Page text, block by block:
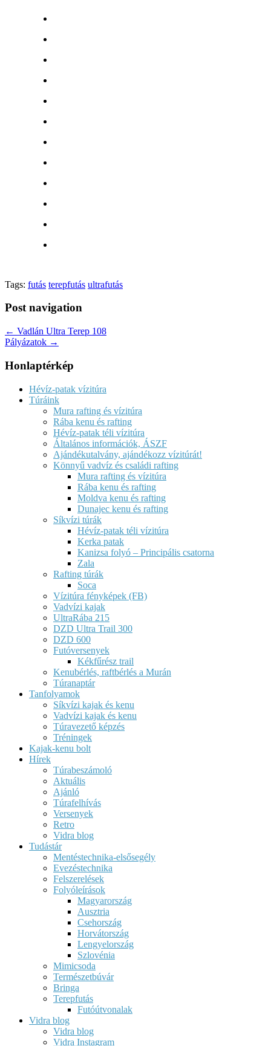
Tags: futás terepfutás ultrafutás
Post navigation
← Vadlán Ultra Terep 108
Pályázatok →
Honlaptérkép
Hévíz-patak vízitúra
Túráink
Mura rafting és vízitúra
Rába kenu és rafting
Hévíz-patak téli vízitúra
Általános információk, ÁSZF
Ajándékutalvány, ajándékozz vízitúrát!
Könnyű vadvíz és családi rafting
Mura rafting és vízitúra
Rába kenu és rafting
Moldva kenu és rafting
Dunajec kenu és rafting
Síkvízi túrák
Hévíz-patak téli vízitúra
Kerka patak
Kanizsa folyó – Principális csatorna
Zala
Rafting túrák
Soca
Vízitúra fényképek (FB)
Vadvízi kajak
UltraRába 215
DZD Ultra Trail 300
DZD 600
Futóversenyek
Kékfűrész trail
Kenubérlés, raftbérlés a Murán
Túranaptár
Tanfolyamok
Síkvízi kajak és kenu
Vadvízi kajak és kenu
Túravezető képzés
Tréningek
Kajak-kenu bolt
Hírek
Túrabeszámoló
Aktuális
Ajánló
Túrafelhívás
Versenyek
Retro
Vidra blog
Tudástár
Mentéstechnika-elsősegély
Evezéstechnika
Felszerelések
Folyóleírások
Magyarország
Ausztria
Csehország
Horvátország
Lengyelország
Szlovénia
Mimicsoda
Természetbúvár
Bringa
Terepfutás
Futóútvonalak
Vidra blog
Vidra blog
Vidra Instagram